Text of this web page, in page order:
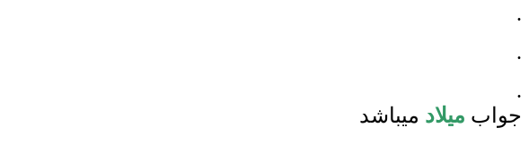
.
.
.
جواب میلاد میباشد